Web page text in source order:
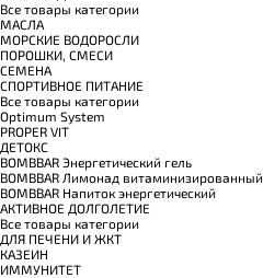
Все товары категории
МАСЛА
МОРСКИЕ ВОДОРОСЛИ
ПОРОШКИ, СМЕСИ
СЕМЕНА
СПОРТИВНОЕ ПИТАНИЕ
Все товары категории
Optimum System
PROPER VIT
ДЕТОКС
BOMBBAR Энергетический гель
BOMBBAR Лимонад витаминизированный
BOMBBAR Напиток энергетический
АКТИВНОЕ ДОЛГОЛЕТИЕ
Все товары категории
ДЛЯ ПЕЧЕНИ И ЖКТ
КАЗЕИН
ИММУНИТЕТ